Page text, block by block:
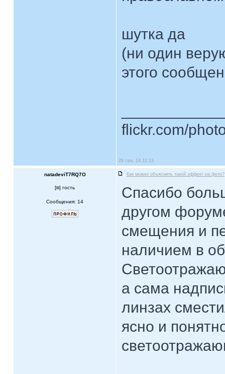
шутка да
(ни один
этого
flickr.com/
29 сен, 14 12:13
natadeviT7RQ7O Как можно объяснить такой эффект на фото?
[ ] гость
Сообщения: 14
Спасибо
другом
смещения и
наличием в
а сама
линзах
ясно и